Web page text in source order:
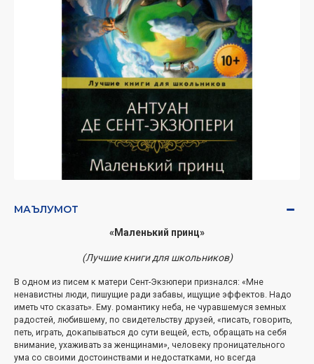
МАЪЛУМОТ
«Маленький принц»
(Лучшие книги для школьников)
В одном из писем к матери Сент-Экзюпери признался: «Мне
ненавистны люди, пишущие ради забавы, ищущие эффектов. Надо
иметь что сказать». Ему. романтику неба, не чуравшемуся земных
радостей, любившему, по свиде­тельству друзей, «писать, говорить,
петь, играть, докапы­ваться до сути вещей, есть, обращать на себя
внимание, ухаживать за женщинами», человеку проницательного
ума со своими достоинствами и недостатками, но всегда